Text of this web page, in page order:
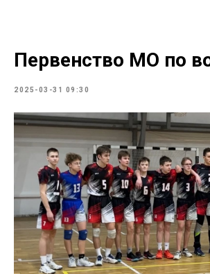
Первенство МО по
2025-03-31 09:30